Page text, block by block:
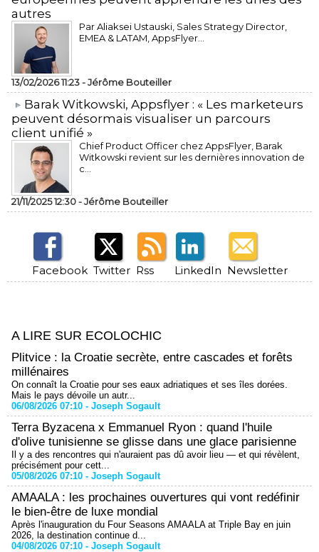
autres
Par Aliaksei Ustauski, Sales Strategy Director,
EMEA & LATAM, AppsFlyer...
13/02/2026 11:23 -Jérôme Bouteiller
​Barak Witkowski, Appsflyer : « Les marketeurs
peuvent désormais visualiser un parcours
client unifié »
Chief Product Officer chez AppsFlyer, ​Barak
Witkowski revient sur les dernières innovation de
c...
21/11/2025 12:30 -Jérôme Bouteiller
Facebook Twitter Rss LinkedIn Newsletter
A LIRE SUR ECOLOCHIC
Plitvice : la Croatie secrète, entre cascades et forêts
millénaires
On connaît la Croatie pour ses eaux adriatiques et ses îles dorées.
Mais le pays dévoile un autr...
06/08/2026 07:10 - Joseph Sogault
Terra Byzacena x Emmanuel Ryon : quand l'huile
d'olive tunisienne se glisse dans une glace parisienne
Il y a des rencontres qui n'auraient pas dû avoir lieu — et qui révèlent,
précisément pour cett...
05/08/2026 07:10 - Joseph Sogault
AMAALA : les prochaines ouvertures qui vont redéfinir
le bien-être de luxe mondial
Après l'inauguration du Four Seasons AMAALA at Triple Bay en juin
2026, la destination continue d...
04/08/2026 07:10 - Joseph Sogault